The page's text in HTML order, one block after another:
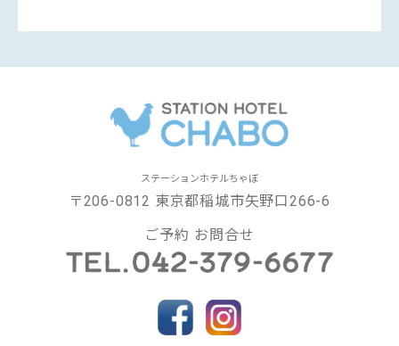
ステーションホテルちゃぼ
〒206-0812 東京都稲城市矢野口266-6
ご予約 お問合せ